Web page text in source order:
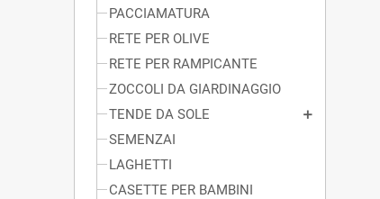
PACCIAMATURA
RETE PER OLIVE
RETE PER RAMPICANTE
ZOCCOLI DA GIARDINAGGIO
TENDE DA SOLE
SEMENZAI
LAGHETTI
CASETTE PER BAMBINI